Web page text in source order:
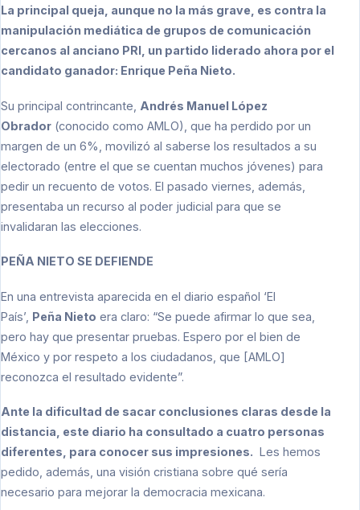
La principal queja, aunque no la más grave, es contra la
manipulación mediática de grupos de comunicación
cercanos al anciano PRI, un partido liderado ahora por el
candidato ganador: Enrique Peña Nieto.
Su principal contrincante, Andrés Manuel López
Obrador (conocido como AMLO), que ha perdido por un
margen de un 6%, movilizó al saberse los resultados a su
electorado (entre el que se cuentan muchos jóvenes) para
pedir un recuento de votos. El pasado viernes, además,
presentaba un recurso al poder judicial para que se
invalidaran las elecciones.
PEÑA NIETO SE DEFIENDE
En una entrevista aparecida en el diario español ‘El
País’, Peña Nieto era claro: “Se puede afirmar lo que sea,
pero hay que presentar pruebas. Espero por el bien de
México y por respeto a los ciudadanos, que [AMLO]
reconozca el resultado evidente”.
Ante la dificultad de sacar conclusiones claras desde la
distancia, este diario ha consultado a cuatro personas
diferentes, para conocer sus impresiones. Les hemos
pedido, además, una visión cristiana sobre qué sería
necesario para mejorar la democracia mexicana.